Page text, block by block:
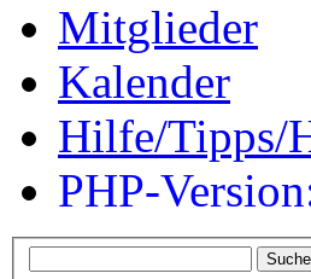
Mitglieder
Kalender
Hilfe/Tipps/
PHP-